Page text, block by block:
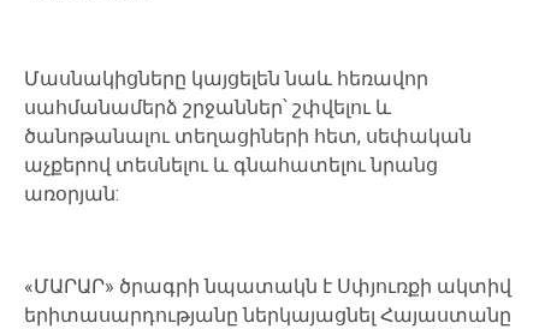
Մասնակիցները կայցելեն նաև հեռավոր
սահմանամերձ շրջաններ՝ շփվելու և
ծանոթանալու տեղացիների հետ, սեփական
աչքերով տեսնելու և գնահատելու նրանց
առօրյան:
«ՄԱՐԱՐ» ծրագրի նպատակն է Սփյուռքի ակտիվ
երիտասարդությանը ներկայացնել Հայաստանը